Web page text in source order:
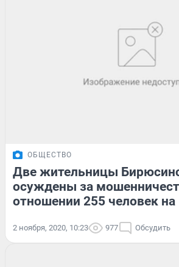
ОБЩЕСТВО
Две жительницы
осуждены за
отношении 255 человек
2 ноября, 2020, 10:23 977 Обсудить